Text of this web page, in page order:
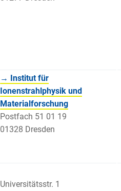
→ Institut für
Ionenstrahlphysik und
Materialforschung
Postfach 51 01 19
01328 Dresden
Universitätsstr. 1